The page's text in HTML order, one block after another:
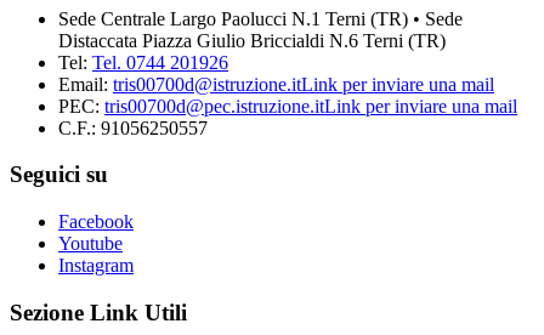
Sede Centrale Largo Paolucci N.1 Terni (TR) • Sede
Distaccata Piazza Giulio Briccialdi N.6 Terni (TR)
Tel: Tel. 0744 201926
Email: tris00700d@istruzione.itLink per inviare una mail
PEC: tris00700d@pec.istruzione.itLink per inviare una mail
C.F.: 91056250557
Seguici su
Facebook
Youtube
Instagram
Sezione Link Utili